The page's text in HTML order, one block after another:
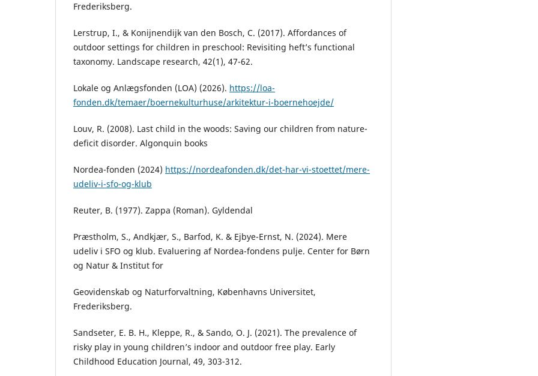
Frederiksberg.
Lerstrup, I., & Konijnendijk van den Bosch, C. (2017). Affordances of
outdoor settings for children in preschool: Revisiting heft’s functional
taxonomy. Landscape research, 42(1), 47-62.
Lokale og Anlægsfonden (LOA) (2026). https://loa-
fonden.dk/temaer/boernekulturhuse/arkitektur-i-boernehoejde/
Louv, R. (2008). Last child in the woods: Saving our children from nature-
deficit disorder. Algonquin books
Nordea-fonden (2024) https://nordeafonden.dk/det-har-vi-stoettet/mere-
udeliv-i-sfo-og-klub
Reuter, B. (1977). Zappa (Roman). Gyldendal
Præstholm, S., Andkjær, S., Barfod, K. & Ejbye-Ernst, N. (2024). Mere
udeliv i SFO og klub. Evaluering af Nordea-fondens pulje. Center for Børn
og Natur & Institut for
Geovidenskab og Naturforvaltning, Københavns Universitet,
Frederiksberg.
Sandseter, E. B. H., Kleppe, R., & Sando, O. J. (2021). The prevalence of
risky play in young children’s indoor and outdoor free play. Early
Childhood Education Journal, 49, 303-312.